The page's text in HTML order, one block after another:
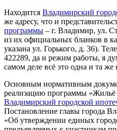
Находится Владимирский
же адресу, что и
программы – г. Владимир, ул.
из их официальных бланков в
указана ул. Горького, д. 36).
422289, да и режим работы, я
самом деле всё это одна и та же
Основным нормативным
реализацию программы «Жильё
Владимирский городской
Постановление главы города
«Об утверждении единых